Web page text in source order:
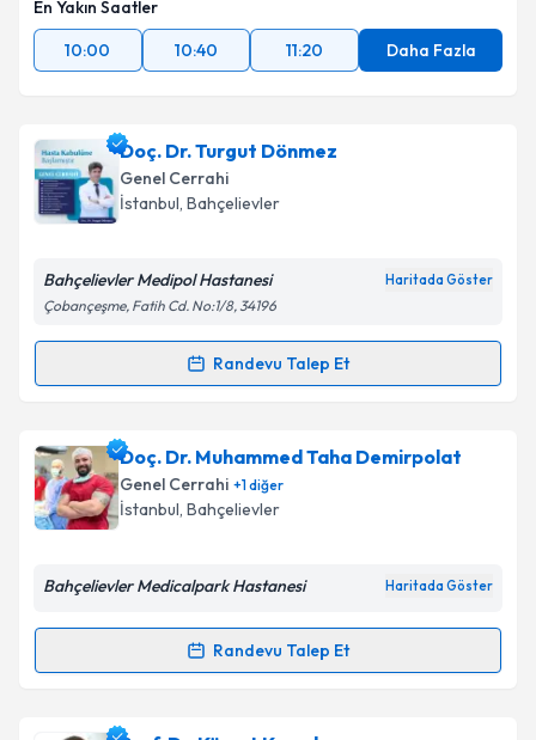
Metni
kapsamda işlenmesini kabul ediyorum.
En Yakın Saatler
10:00
10:40 11:20 Daha Fazla
Doç. Dr. Turgut Dönmez
Genel Cerrahi
İstanbul, Bahçelievler
Bahçelievler Medipol Hastanesi Haritada Göster
Çobançeşme, Fatih Cd. No:1/8, 34196
Randevu Talep Et
Randevu Takvimi Talebi
Doç. Dr. Turgut Dönmeziçin randevu takvimi talebi
oluşturun. Size bu uzmandan randevu almanız için bir
takvim hazırlandığında e-posta ile bilgilendireceğiz.
Kişisel verilerimin işlenmesine ilişkinAydınlatma
Doç. Dr. Muhammed Taha Demirpolat
Genel Cerrahi +1diğer
İstanbul, Bahçelievler
Bahçelievler Medicalpark Hastanesi Haritada Göster
Randevu Talep Et
Randevu Takvimi Talebi